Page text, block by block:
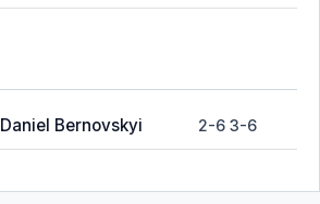
Daniel Bernovskyi 2-6 3-6